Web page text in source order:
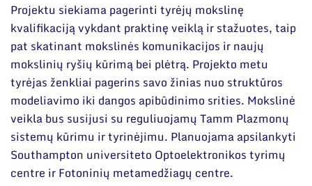
Narystė nacionalinėse ir tarptautinėse
organizacijose bei asociacijose
Ilgalaikės programos
Moksliniai skyriai
Mokslinės publikacijos
Mokslo projektai
Patentai
Mokslo renginiai
Projektu siekiama pagerinti tyrėjų mokslinę
kvalifikaciją vykdant praktinę veiklą ir stažuotes, taip
pat skatinant mokslinės komunikacijos ir naujų
mokslinių ryšių kūrimą bei plėtrą. Projekto metu
tyrėjas ženkliai pagerins savo žinias nuo struktūros
modeliavimo iki dangos apibūdinimo srities. Mokslinė
veikla bus susijusi su reguliuojamų Tamm Plazmonų
sistemų kūrimu ir tyrinėjimu. Planuojama apsilankyti
Southampton universiteto Optoelektronikos tyrimų
centre ir Fotoninių metamedžiagų centre.